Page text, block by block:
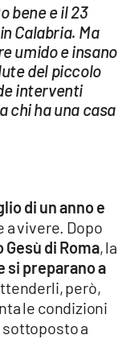
bene e il 23
Calabria. Ma
umido e insano
del piccolo
interventi
chi ha una casa
di un anno e
vivere. Dopo
di Roma, la
si preparano a
però,
le condizioni
a